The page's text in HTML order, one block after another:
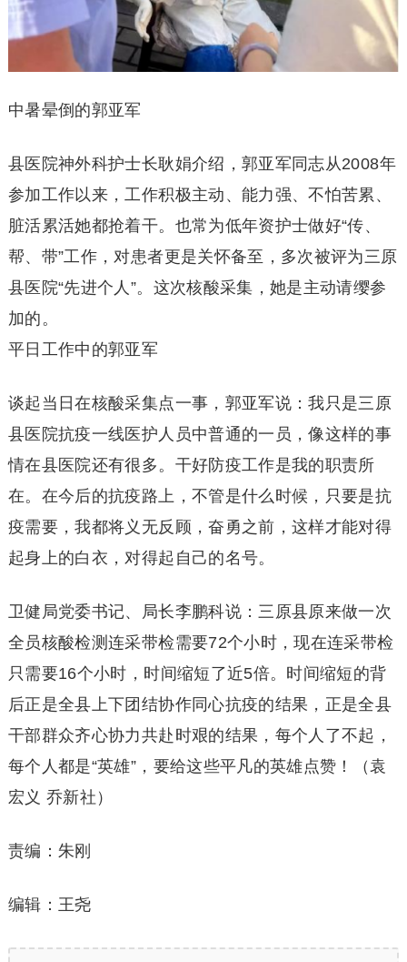
中暑晕倒的郭亚军
县医院神外科护士长耿娟介绍，郭亚军同志从2008年
参加工作以来，工作积极主动、能力强、不怕苦累、
脏活累活她都抢着干。也常为低年资护士做好“传、
帮、带”工作，对患者更是关怀备至，多次被评为三原
县医院“先进个人”。这次核酸采集，她是主动请缨参
加的。
平日工作中的郭亚军
谈起当日在核酸采集点一事，郭亚军说：我只是三原
县医院抗疫一线医护人员中普通的一员，像这样的事
情在县医院还有很多。干好防疫工作是我的职责所
在。在今后的抗疫路上，不管是什么时候，只要是抗
疫需要，我都将义无反顾，奋勇之前，这样才能对得
起身上的白衣，对得起自己的名号。
卫健局党委书记、局长李鹏科说：三原县原来做一次
全员核酸检测连采带检需要72个小时，现在连采带检
只需要16个小时，时间缩短了近5倍。时间缩短的背
后正是全县上下团结协作同心抗疫的结果，正是全县
干部群众齐心协力共赴时艰的结果，每个人了不起，
每个人都是“英雄”，要给这些平凡的英雄点赞！（袁
宏义 乔新社）
责编：朱刚
编辑：王尧